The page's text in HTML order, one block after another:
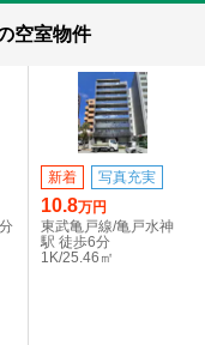
空室物件
新着 写真充実
10.8万円
東武亀戸線/亀戸水神
駅 徒歩6分
1K/25.46㎡